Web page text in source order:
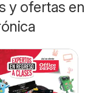
y ofertas